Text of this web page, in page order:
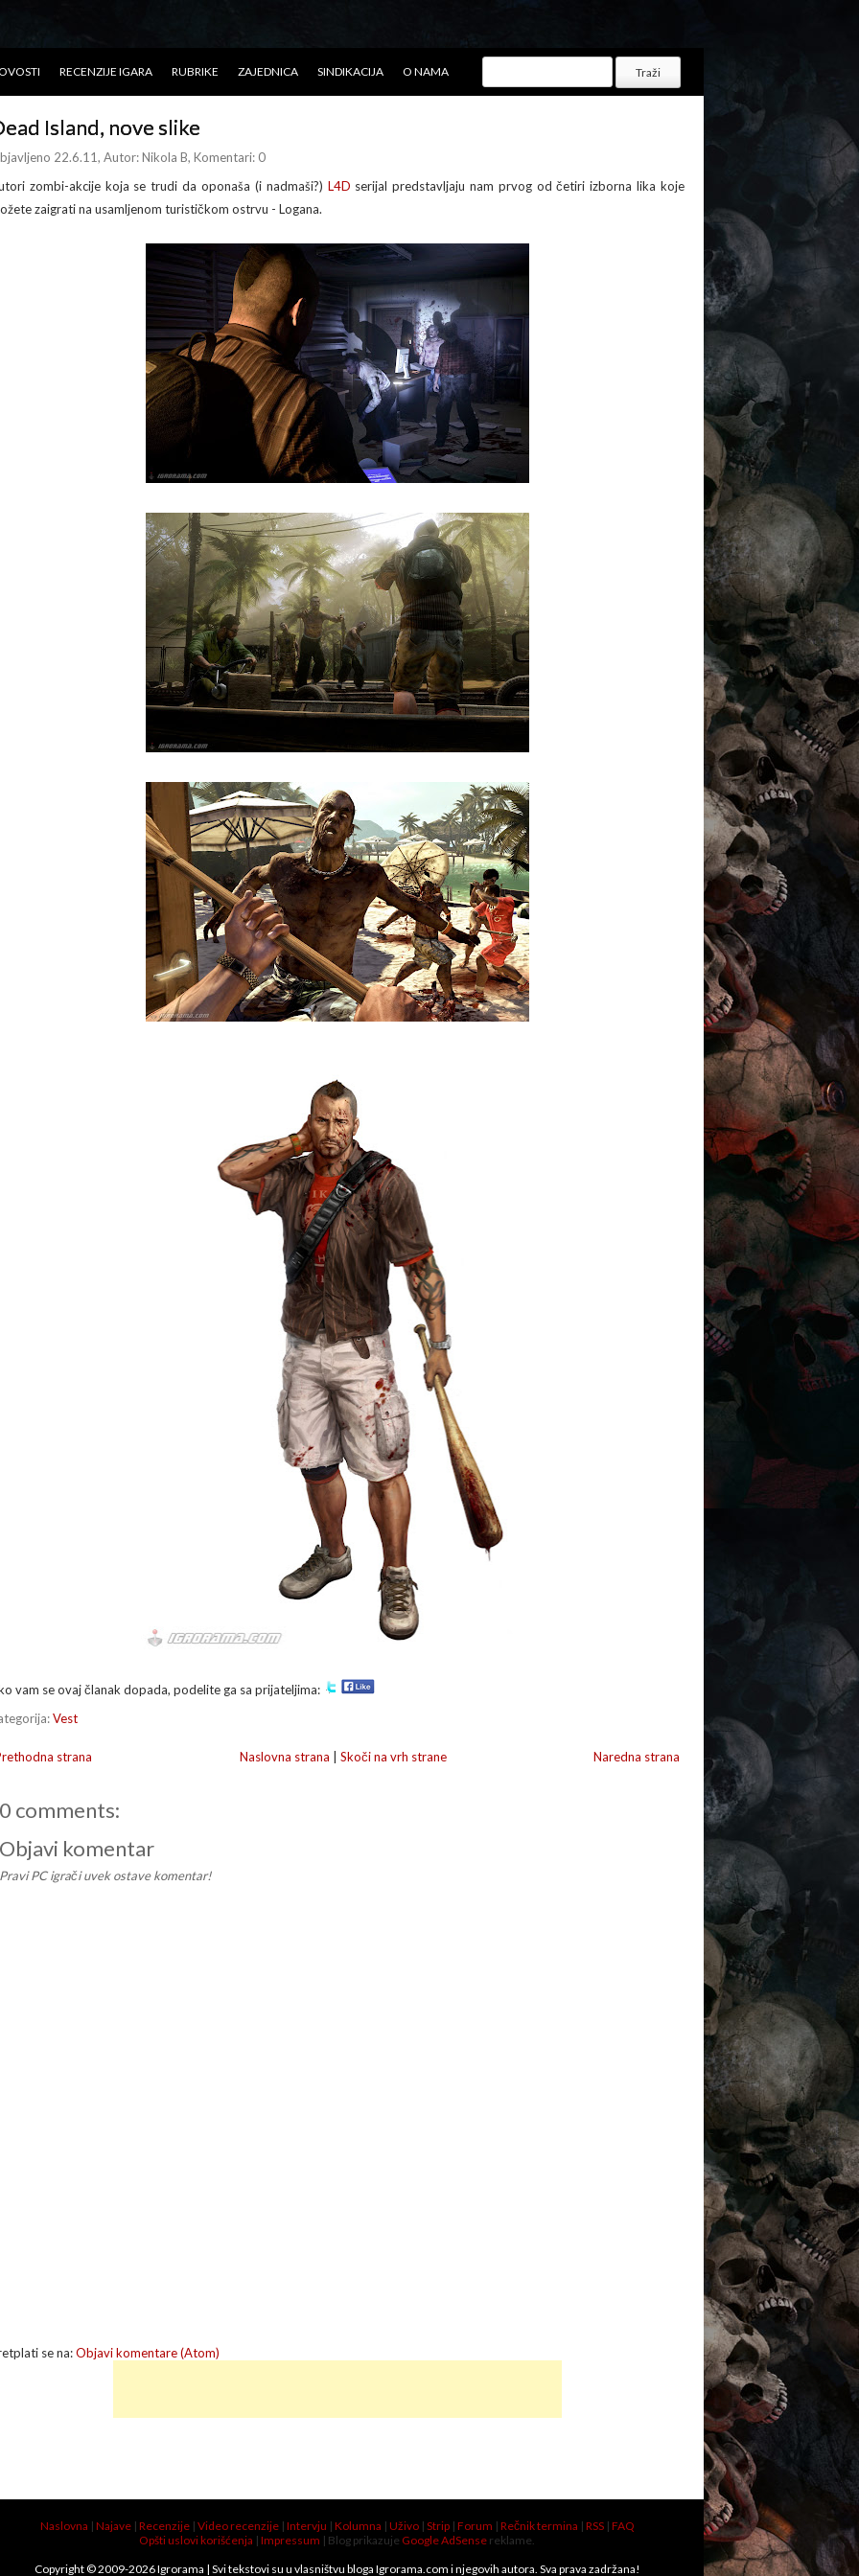
RECENZIJE IGARA RUBRIKE ZAJEDNICA SINDIKACIJA O NAMA
Island, nove slike
22.6.11, Autor:Nikola B, Komentari: 0
zombi-akcije koja se trudi da oponaša (i nadmaši?) L4D serijal predstavljaju nam prvog od četiri izborna lika koje
zaigrati na usamljenom turističkom ostrvu - Logana.
vam se ovaj članak dopada, podelite ga sa prijateljima:
Vest
Naredna strana
strana Naslovna strana Skoči na vrh strane
0 comments:
Objavi komentar
Pravi PC igrači uvek ostave komentar!
se na:Objavi komentare (Atom)
Naslovna | Najave| Recenzije| Video recenzije| Intervju | Kolumna | Uživo| Strip| Forum | Rečnik termina | RSS| FAQ
Opšti uslovi korišćenja | Impressum | Blog prikazuje Google AdSense reklame.
Copyright © 2009-2026Igrorama | Svi tekstovi su u vlasništvu bloga Igrorama.com i njegovih autora. Sva prava zadržana!